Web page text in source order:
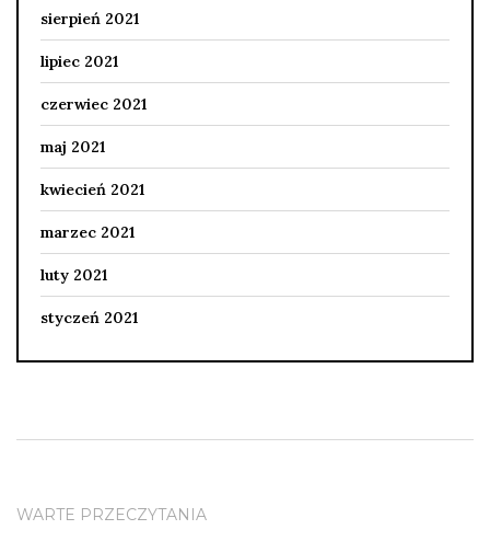
sierpień 2021
lipiec 2021
czerwiec 2021
maj 2021
kwiecień 2021
marzec 2021
luty 2021
styczeń 2021
WARTE PRZECZYTANIA